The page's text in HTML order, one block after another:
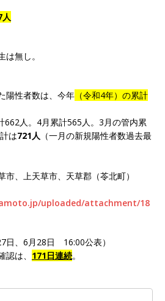
人
は無し。
陽性者数は、今年 （令和4年）の累計
662人。4月累計565人。3月の管内累
は721人 （一月の新規陽性者数過去最
、上天草市、天草郡（苓北町）
uploaded/attachment/18
日、6月28日 16:00公表）
は、 171日連続。